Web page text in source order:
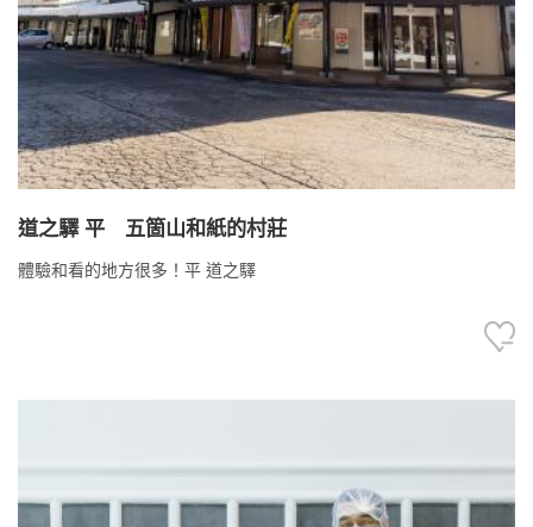
道之驛 平 五箇山和紙的村莊
體驗和看的地方很多！平 道之驛